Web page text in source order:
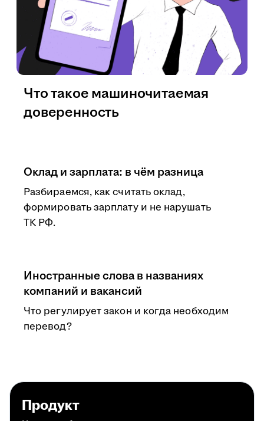
Оклад и зарплата: в чём разница
Разбираемся, как считать оклад,
формировать зарплату и не нарушать
ТК РФ.
Иностранные слова в названиях
компаний и вакансий
Что регулирует закон и когда необходим
перевод?
Что такое машиночитаемая
доверенность
Продукт